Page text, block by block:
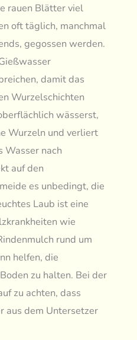
rauen Blätter viel
oft täglich, manchmal
gegossen werden.
damit das
Wurzelschichten
wässerst,
Wurzeln und verliert
Wasser nach
auf den
es unbedingt, die
Laub ist eine
wie
rund um
helfen, die
zu halten. Bei der
zu achten, dass
aus dem Untersetzer